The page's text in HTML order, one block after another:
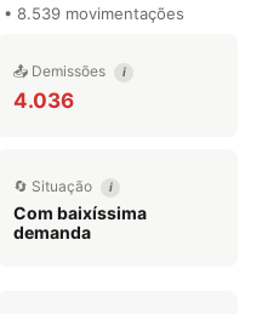
• 8.539 movimentações
📤 Demissões i
4.036
🔄 Situação i
Com baixíssima
demanda